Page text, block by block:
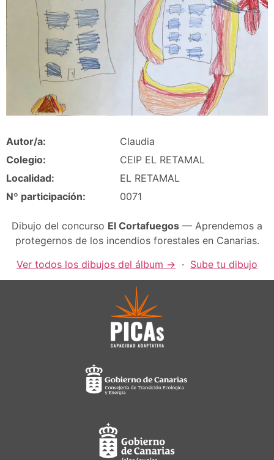
Autor/a:
Claudia
Colegio:
CEIP EL RETAMAL
Localidad:
EL RETAMAL
Nº participación:
0071
Dibujo del concurso El Cortafuegos — Aprendemos a
protegernos de los incendios forestales en Canarias.
Ver todos los dibujos del álbum → · Sube tu dibujo